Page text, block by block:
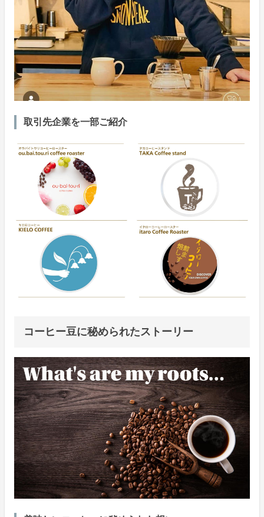
取引先企業を一部ご紹介
コーヒー豆に秘められたストーリー